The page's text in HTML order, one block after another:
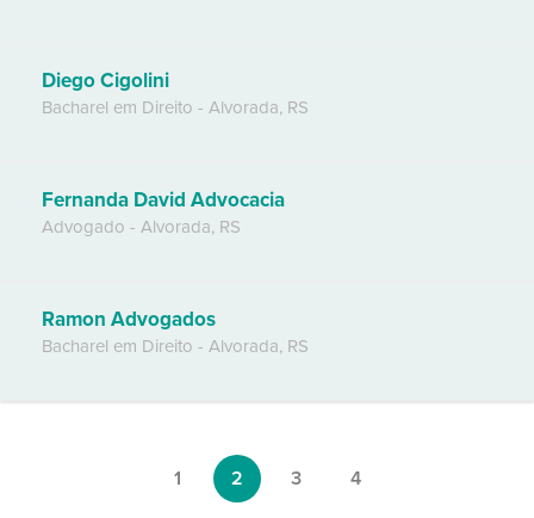
Diego Cigolini
Bacharel em Direito - Alvorada, RS
Fernanda David Advocacia
Advogado - Alvorada, RS
Ramon Advogados
Bacharel em Direito - Alvorada, RS
1 2 3 4